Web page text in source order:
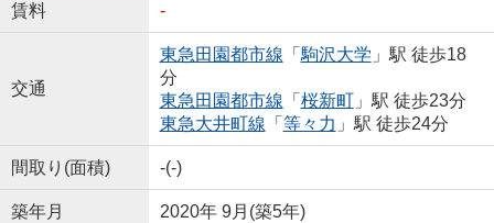
賃料 -
交通
東急田園都市線 「 駒沢大学 」駅 徒歩18
分
東急田園都市線 「 桜新町」駅 徒歩23分
東急大井町線 「 等々力 」駅 徒歩24分
間取り(面積) -(-)
築年月 2020年 9月(築5年)